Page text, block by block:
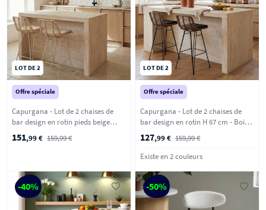
LOT DE 2
Offre spéciale
Capurgana - Lot de 2 chaises de
bar design en rotin pieds beige
151,99 € 159,99 €
LOT DE 2
Offre spéciale
Capurgana - Lot de 2 chaises de
bar design en rotin H 67 cm - Bois
foncé
127,99 € 159,99 €
Existe en 2 couleurs
-40% -50%